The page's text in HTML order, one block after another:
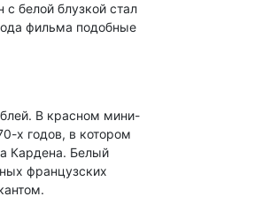
белой блузкой стал
фильма подобные
В красном мини-
х годов, в котором
Кардена. Белый
французских